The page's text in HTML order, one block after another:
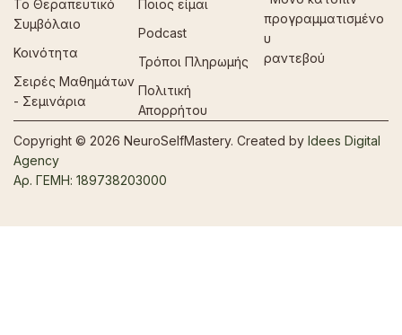
Το Θεραπευτικό
Συμβόλαιο
Κοινότητα
Σειρές Μαθημάτων
- Σεμινάρια
Ποιος είμαι
Podcast
Τρόποι Πληρωμής
Πολιτική
Απορρήτου
προγραμματισμένο
υ
ραντεβού
Copyright © 2026 NeuroSelfMastery. Created by Idees Digital
Agency
Αρ. ΓΕΜΗ: 189738203000